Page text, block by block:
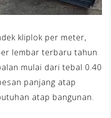
kliplok per meter,
lembar terbaru tahun
mulai dari tebal 0.40
panjang atap
atap bangunan.